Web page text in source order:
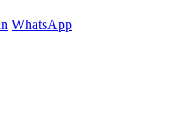
WhatsApp